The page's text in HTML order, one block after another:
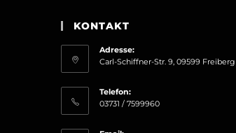
KONTAKT
Adresse:
Carl-Schiffner-Str. 9, 09599 Freiberg
Telefon:
03731 / 7599960